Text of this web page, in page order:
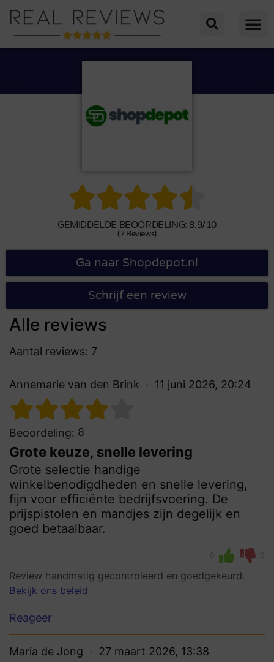

GEMIDDELDE BEOORDELING: 8.9/10
(7 Reviews)
Ga naar Shopdepot.nl
Schrijf een review
Alle reviews
Aantal reviews: 7
Annemarie van den Brink 11 juni 2026, 20:24
Beoordeling: 8
Grote keuze, snelle levering
Grote selectie handige
winkelbenodigdheden en snelle levering,
fijn voor efficiënte bedrijfsvoering. De
prijspistolen en mandjes zijn degelijk en
goed betaalbaar.
0 0
Review handmatig gecontroleerd en goedgekeurd.
Bekijk ons beleid
Reageer
Maria de Jong 27 maart 2026, 13:38